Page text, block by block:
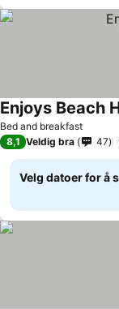
Bed and breakfast
Enjoys Beach
8,1 Veldig bra 47
Velg datoer for å